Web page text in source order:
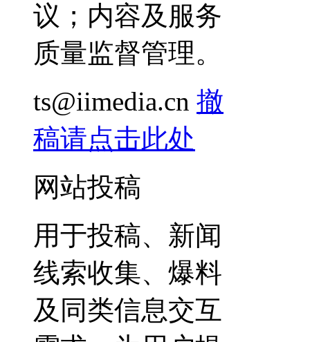
议；内容及服务
质量监督管理。
ts@iimedia.cn 撤
稿请点击此处
网站投稿
用于投稿、新闻
线索收集、爆料
及同类信息交互